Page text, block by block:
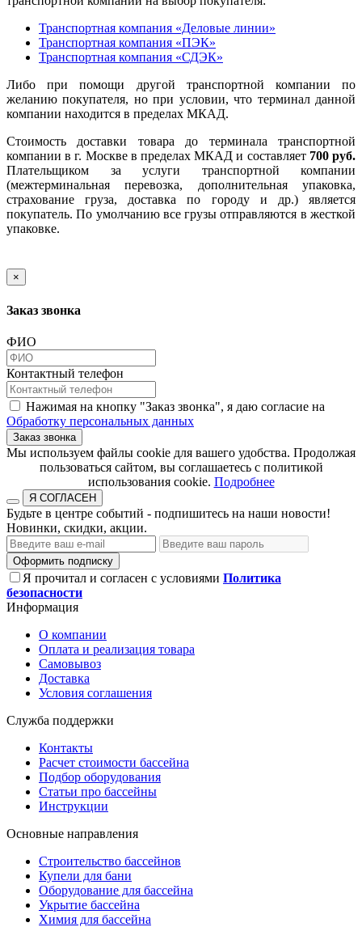
Транспортная компания «Деловые линии»
Транспортная компания «ПЭК»
Транспортная компания «СДЭК»
Либо при помощи другой транспортной компании по
желанию покупателя, но при условии, что терминал данной
компании находится в пределах МКАД.
Стоимость доставки товара до терминала транспортной
компании в г. Москве в пределах МКАД и составляет 700 руб.
Плательщиком за услуги транспортной компании
(межтерминальная перевозка, дополнительная упаковка,
страхование груза, доставка по городу и др.) является
покупатель. По умолчанию все грузы отправляются в жесткой
упаковке.
×
Заказ звонка
ФИО
Контактный телефон
Нажимая на кнопку "Заказ звонка", я даю согласие на
Обработку персональных данных
Заказ звонка
​​​​​​​Мы используем файлы cookie для вашего удобства. Продолжая
пользоваться сайтом, вы соглашаетесь с политикой
использования cookie.​​​​​​​ Подробнее
Я СОГЛАСЕН
Будьте в центре событий - подпишитесь на наши новости!
Новинки, скидки, акции.
Оформить подписку
Я прочитал и согласен с условиями Политика
безопасности
Информация
О компании
Оплата и реализация товара
Самовывоз
Доставка
Условия соглашения
Служба поддержки
Контакты
Расчет стоимости бассейна
Подбор оборудования
Статьи про бассейны
Инструкции
Основные направления
Строительство бассейнов
Купели для бани
Оборудование для бассейна
Укрытие бассейна
Химия для бассейна